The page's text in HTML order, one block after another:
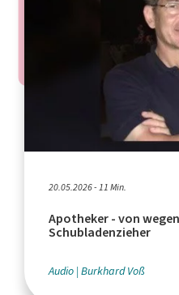
20.05.2026 - 11 Min.
Apotheker - von
Schubladenzieher
Audio Burkhard Voß